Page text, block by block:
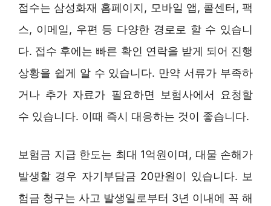
접수는 삼성화재 홈페이지, 모바일 앱, 콜센터, 팩
스, 이메일, 우편 등 다양한 경로로 할 수 있습니
다. 접수 후에는 빠른 확인 연락을 받게 되어 진행
상황을 쉽게 알 수 있습니다. 만약 서류가 부족하
거나 추가 자료가 필요하면 보험사에서 요청할
수 있습니다. 이때 즉시 대응하는 것이 좋습니다.
보험금 지급 한도는 최대 1억원이며, 대물 손해가
발생할 경우 자기부담금 20만원이 있습니다. 보
험금 청구는 사고 발생일로부터 3년 이내에 꼭 해